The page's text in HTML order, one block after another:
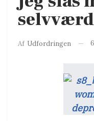
selvværd
Af Udfordringen